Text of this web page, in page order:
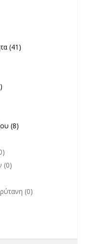
filter
(41)
filter
filter
(8)
(0)
(0)